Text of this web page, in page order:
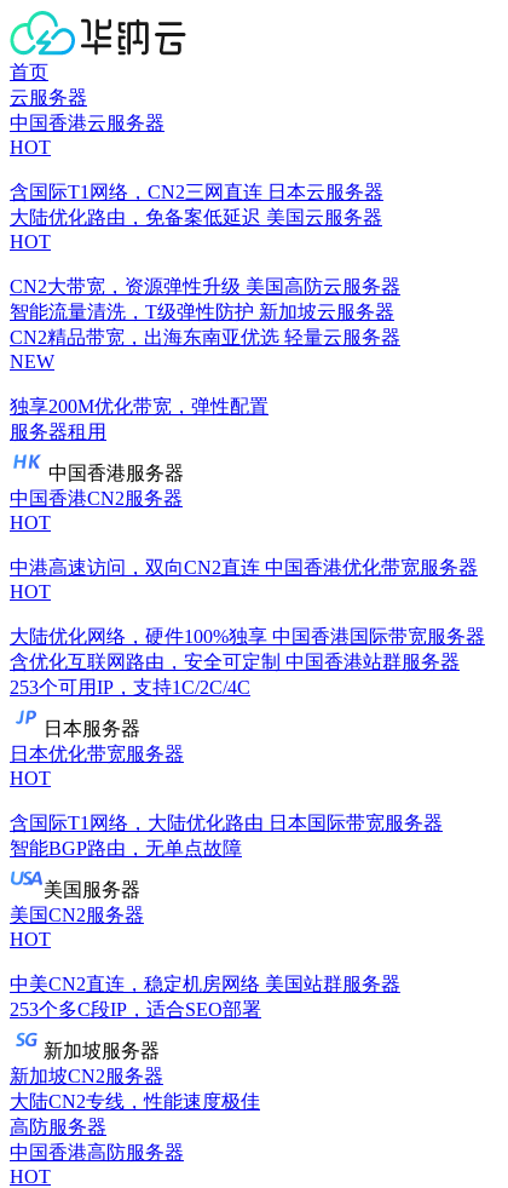
首页
云服务器
中国香港云服务器
HOT
含国际T1网络，CN2三网直连 日本云服务器
大陆优化路由，免备案低延迟 美国云服务器
HOT
CN2大带宽，资源弹性升级 美国高防云服务器
智能流量清洗，T级弹性防护 新加坡云服务器
CN2精品带宽，出海东南亚优选 轻量云服务器
NEW
独享200M优化带宽，弹性配置
服务器租用
中国香港服务器
中国香港CN2服务器
HOT
中港高速访问，双向CN2直连 中国香港优化带宽服务器
HOT
大陆优化网络，硬件100%独享 中国香港国际带宽服务器
含优化互联网路由，安全可定制 中国香港站群服务器
253个可用IP，支持1C/2C/4C
日本服务器
日本优化带宽服务器
HOT
含国际T1网络，大陆优化路由 日本国际带宽服务器
智能BGP路由，无单点故障
美国服务器
美国CN2服务器
HOT
中美CN2直连，稳定机房网络 美国站群服务器
253个多C段IP，适合SEO部署
新加坡服务器
新加坡CN2服务器
大陆CN2专线，性能速度极佳
高防服务器
中国香港高防服务器
HOT